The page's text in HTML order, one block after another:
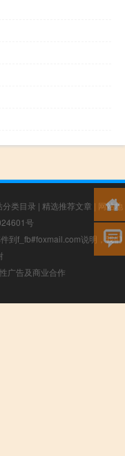
分类目录 | 精选推荐文章 | 网站地
号
到f_fb#foxmail.com说明，我们
广告及商业合作